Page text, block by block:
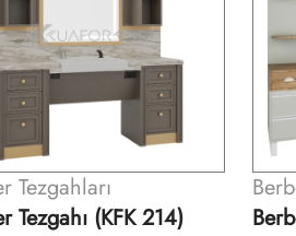
Tezgahları
Tezgahı (KFK 217)